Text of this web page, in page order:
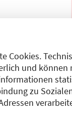
Cookies.
und
zu